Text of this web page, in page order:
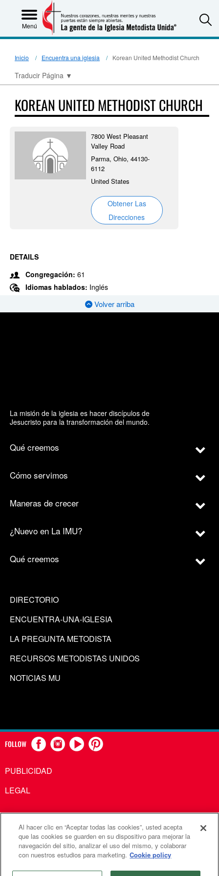
Menú
Inicio Encuentra una iglesia Korean United Methodist Church
Traducir Página ▼
KOREAN UNITED METHODIST CHURCH
7800 West Pleasant
Valley Road
Parma, Ohio, 44130-
6112
United States
Obtener Las
Direcciones
DETAILS
Congregación: 61
Idiomas hablados: Inglés
Volver arriba
La misión de la iglesia es hacer discípulos de
Jesucristo para la transformación del mundo.
Qué creemos
Cómo servimos
Maneras de crecer
¿Nuevo en La IMU?
Qué creemos
DIRECTORIO
ENCUENTRA-UNA-IGLESIA
LA PREGUNTA METODISTA
RECURSOS METODISTAS UNIDOS
NOTICIAS MU
FOLLOW
PUBLICIDAD
LEGAL
Comunicaciones Metodistas Unidas es una agencia de la
Iglesia Metodista Unida
©2026Comunicaciones Metodistas Unidas. Reservados
todos los derechos
Al hacer clic en “Aceptar todas las cookies”, usted acepta
que las cookies se guarden en su dispositivo para mejorar la
navegación del sitio, analizar el uso del mismo, y colaborar
con nuestros estudios para marketing. Cookie policy